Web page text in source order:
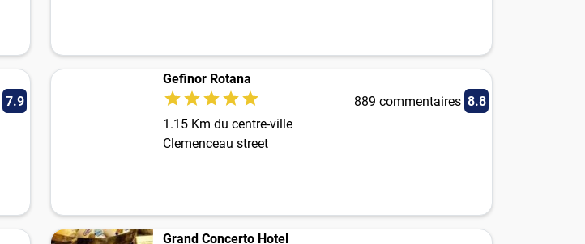
7.9
Gefinor Rotana
889 commentaires 8.8
1.15 Km du centre-ville
Clemenceau street
Grand Concerto Hotel